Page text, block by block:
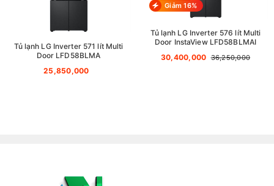
Tủ lạnh LG Inverter 571 lít Multi
Door LFD58BLMA
25,850,000
Giảm 16%
Tủ lạnh LG Inverter 576 lít Multi
Door InstaView LFD58BLMAI
30,400,000 36,250,000